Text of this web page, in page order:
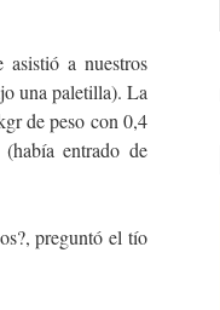
a nuestros
una paletilla). La
de peso con 0,4
entrado de
preguntó el tío